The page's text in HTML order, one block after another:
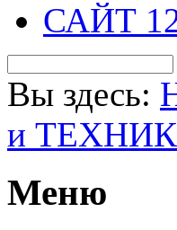
САЙТ
Вы здесь:
и
Меню